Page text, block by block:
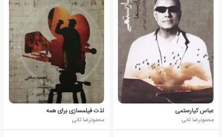
عباس کیارستمی
محمودرضا ثانی
لذت فیلمسازی برای همه
محمودرضا ثانی